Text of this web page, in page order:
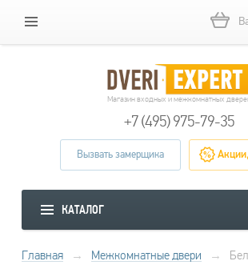
Магазин входных и межкомнатных
+7 (495) 975-79-35
Вызвать замерщика
КАТАЛОГ
Главная → Межкомнатные двери →